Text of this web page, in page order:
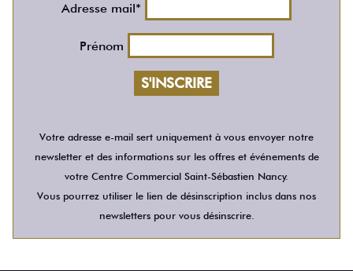
Adresse mail*
Prénom
Votre adresse e-mail sert uniquement à vous envoyer notre
newsletter et des informations sur les offres et événements de
votre Centre Commercial Saint-Sébastien Nancy.
Vous pourrez utiliser le lien de désinscription inclus dans nos
newsletters pour vous désinscrire.